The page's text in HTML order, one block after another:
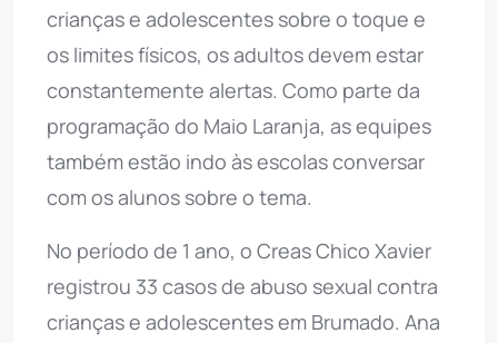
crianças e adolescentes sobre o toque e
os limites físicos, os adultos devem estar
constantemente alertas. Como parte da
programação do Maio Laranja, as equipes
também estão indo às escolas conversar
com os alunos sobre o tema.
No período de 1 ano, o Creas Chico Xavier
registrou 33 casos de abuso sexual contra
crianças e adolescentes em Brumado. Ana